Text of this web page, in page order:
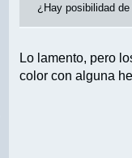
¿Hay posibilidad
Lo lamento, pero
color con alguna